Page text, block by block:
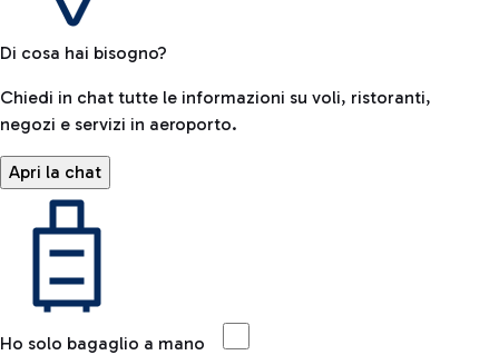
Di cosa hai bisogno?
Chiedi in chat tutte le informazioni su voli, ristoranti,
negozi e servizi in aeroporto.
Apri la chat
Ho solo bagaglio a mano